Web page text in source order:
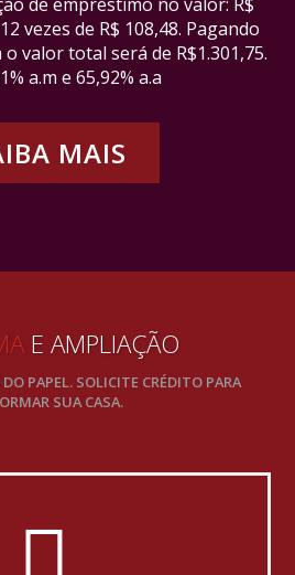
vezes de R$ 108,48. Pagando
valor total será de R$1.301,75.
a.m e 65,92% a.a
MAIS
E AMPLIAÇÃO
PAPEL. SOLICITE CRÉDITO PARA
SUA CASA.